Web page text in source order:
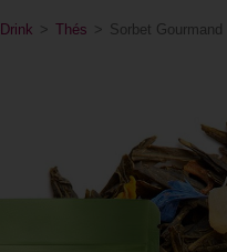
> Thés > Sorbet Gourmand